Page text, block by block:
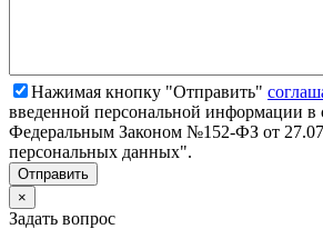
Нажимая кнопку "Отправить"
введенной персональной информации в
Федеральным Законом №152-ФЗ от
персональных данных".
×
Задать вопрос